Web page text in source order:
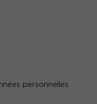
personnelles